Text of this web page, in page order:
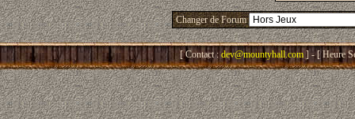
Changer de Forum
[ Contact : dev@mountyhall.com ] - [ Heure